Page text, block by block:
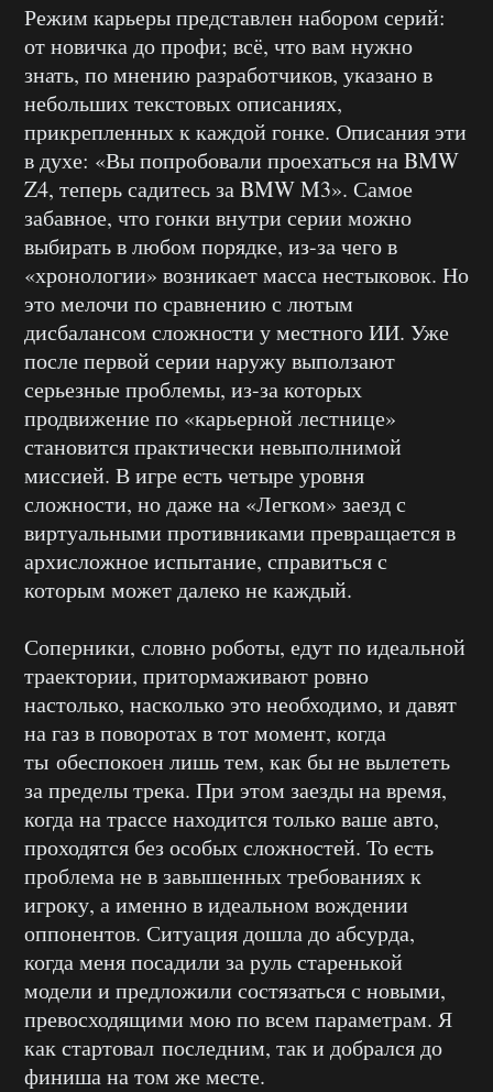
Режим карьеры представлен набором серий:
от новичка до профи; всё, что вам нужно
знать, по мнению разработчиков, указано в
небольших текстовых описаниях,
прикрепленных к каждой гонке. Описания эти
в духе: «Вы попробовали проехаться на BMW
Z4, теперь садитесь за BMW M3». Самое
забавное, что гонки внутри серии можно
выбирать в любом порядке, из-за чего в
«хронологии» возникает масса нестыковок. Но
это мелочи по сравнению с лютым
дисбалансом сложности у местного ИИ. Уже
после первой серии наружу выползают
серьезные проблемы, из-за которых
продвижение по «карьерной лестнице»
становится практически невыполнимой
миссией. В игре есть четыре уровня
сложности, но даже на «Легком» заезд с
виртуальными противниками превращается в
архисложное испытание, справиться с
которым может далеко не каждый.
Соперники, словно роботы, едут по идеальной
траектории, притормаживают ровно
настолько, насколько это необходимо, и давят
на газ в поворотах в тот момент, когда
ты обеспокоен лишь тем, как бы не вылететь
за пределы трека. При этом заезды на время,
когда на трассе находится только ваше авто,
проходятся без особых сложностей. То есть
проблема не в завышенных требованиях к
игроку, а именно в идеальном вождении
оппонентов. Ситуация дошла до абсурда,
когда меня посадили за руль старенькой
модели и предложили состязаться с новыми,
превосходящими мою по всем параметрам. Я
как стартовал последним, так и добрался до
финиша на том же месте.